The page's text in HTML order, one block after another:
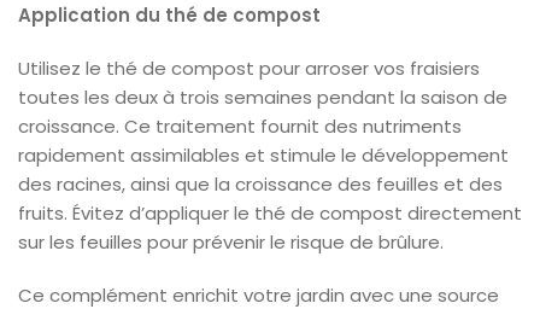
Application du thé de compost
Utilisez le thé de compost pour arroser vos fraisiers
toutes les deux à trois semaines pendant la saison de
croissance. Ce traitement fournit des nutriments
rapidement assimilables et stimule le développement
des racines, ainsi que la croissance des feuilles et des
fruits. Évitez d’appliquer le thé de compost directement
sur les feuilles pour prévenir le risque de brûlure.
Ce complément enrichit votre jardin avec une source